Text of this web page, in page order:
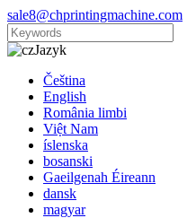
sale8@chprintingmachine.com
Jazyk
Čeština
English
România limbi
Việt Nam
íslenska
bosanski
Gaeilgenah Éireann
dansk
magyar